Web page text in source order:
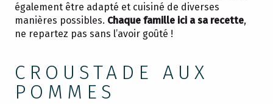
également être adapté et cuisiné de diverses
manières possibles. Chaque famille ici a sa recette,
ne repartez pas sans l’avoir goûté !
CROUSTADE AUX
POMMES